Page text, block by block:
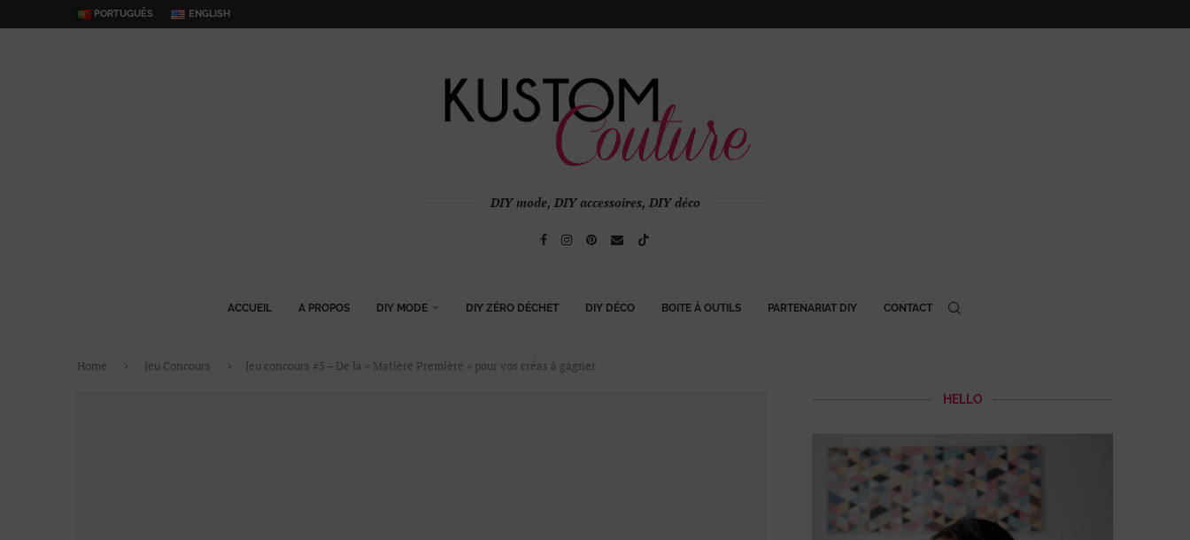
PORTUGUÊS ENGLISH
DIY mode, DIY accessoires, DIY déco
ACCUEIL A PROPOS DIY MODE DIY ZÉRO DÉCHET DIY DÉCO BOITE À OUTILS PARTENARIAT DIY CONTACT
Home Jeu Concours Jeu concours #5 – De la « Matière Première » pour vos créas à gagner
HELLO